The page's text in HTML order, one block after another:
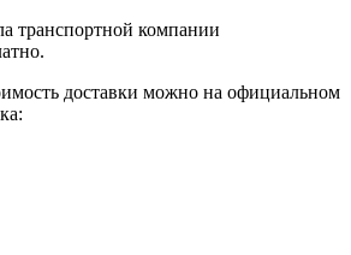
транспортной компании
доставки можно на официальном